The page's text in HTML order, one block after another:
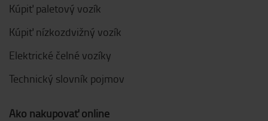
Kúpiť paletový vozík
Kúpiť nízkozdvižný vozík
Elektrické čelné vozíky
Technický slovník pojmov
Ako nakupovať online